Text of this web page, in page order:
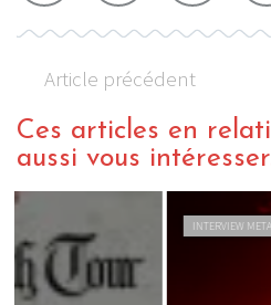
Article précédent
Ces articles en
aussi vous
WEBZINE METAL